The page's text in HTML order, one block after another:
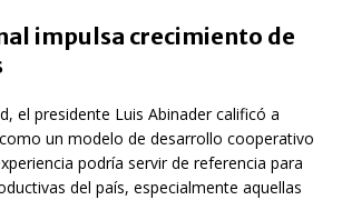
impulsa crecimiento de
el presidente Luis Abinader calificó a
como un modelo de desarrollo cooperativo
podría servir de referencia para
del país, especialmente aquellas